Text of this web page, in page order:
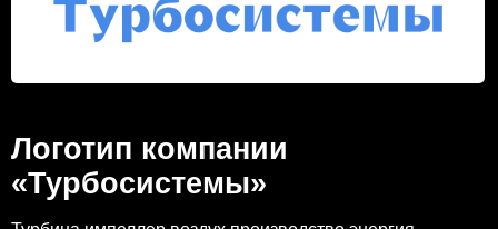
Логотип компании
«Турбосистемы»